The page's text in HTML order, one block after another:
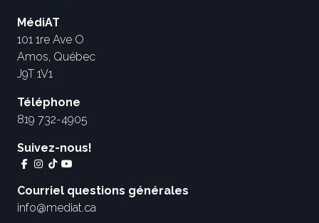
MédiAT
101 1re Ave O
Amos, Québec
J9T 1V1
Téléphone
819 732-4905
Suivez-nous!
Courriel questions générales
info@mediat.ca